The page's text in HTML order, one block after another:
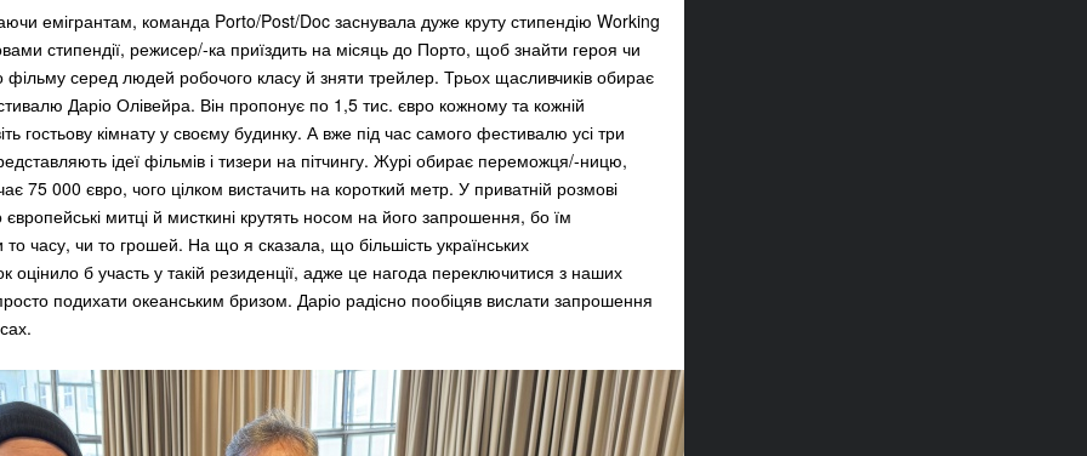
емігрантам, команда Porto/Post/Doc заснувала дуже круту стипендію Working
стипендії, режисер/-ка приїздить на місяць до Порто, щоб знайти героя чи
фільму серед людей робочого класу й зняти трейлер. Трьох щасливчиків обирає
Даріо Олівейра. Він пропонує по 1,5 тис. євро кожному та кожній
гостьову кімнату у своєму будинку. А вже під час самого фестивалю усі три
ідеї фільмів і тизери на пітчингу. Журі обирає переможця/-ницю,
75 000 євро, чого цілком вистачить на короткий метр. У приватній розмові
митці й мисткині крутять носом на його запрошення, бо їм
часу, чи то грошей. На що я сказала, що більшість українських
оцінило б участь у такій резиденції, адже це нагода переключитися з наших
подихати океанським бризом. Даріо радісно пообіцяв вислати запрошення